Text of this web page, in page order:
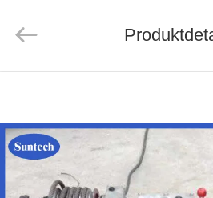
PRODUKTE
Tools
Co.,Ltd..
Reserved.